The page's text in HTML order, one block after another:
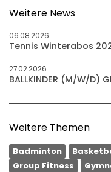
Weitere News
06.08.2026
Tennis Winterabos
27.02.2026
BALLKINDER (M/W/D)
Weitere Themen
Badminton
Group Fitness